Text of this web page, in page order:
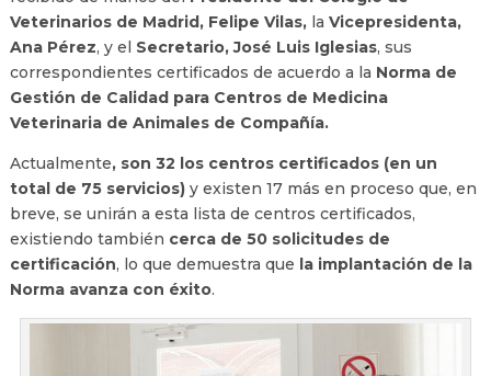
Veterinarios de Madrid, Felipe Vilas,la Vicepresidenta,
Ana Pérez, y el Secretario, José Luis Iglesias, sus
correspondientes certificados de acuerdo a la Norma de
Gestión de Calidad para Centros de Medicina
Veterinaria de Animales de Compañía.
Actualmente, son 32 los centros certificados (en un
total de 75 servicios)y existen 17 más en proceso que, en
breve, se unirán a esta lista de centros certificados,
existiendo también cerca de 50 solicitudes de
certificación, lo que demuestra que la implantación de la
Norma avanza con éxito.